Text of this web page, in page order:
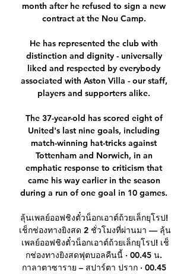
month after he refused to sign a new
contract at the Nou Camp.
He has represented the club with
distinction and dignity - universally
liked and respected by everybody
associated with Aston Villa - our staff,
players and supporters alike.
The 37-year-old has scored eight of
United's last nine goals, including
match-winning hat-tricks against
Tottenham and Norwich, in an
emphatic response to criticism that
came his way earlier in the season
during a run of one goal in 10 games.
ลุ้นเพลย์ออฟชิงตั๋วน็อกเอาต์ถ้วยเล็กยุโรป!
เช็กช่องทางยิงสด 2 ชั่วโมงที่ผ่านมา — ลุ้น
เพลย์ออฟชิงตั๋วน็อกเอาต์ถ้วยเล็กยุโรป! เช็
กช่องทางยิงสดฟุตบอลคืนนี้ · 00.45 น.
กาลาตาซาราย – สปาร์ตา ปราก · 00.45